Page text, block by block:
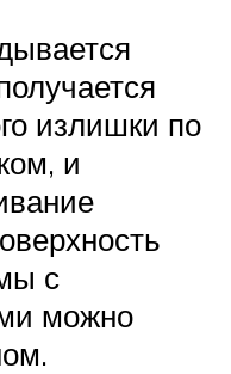
излишки по
и
с
можно